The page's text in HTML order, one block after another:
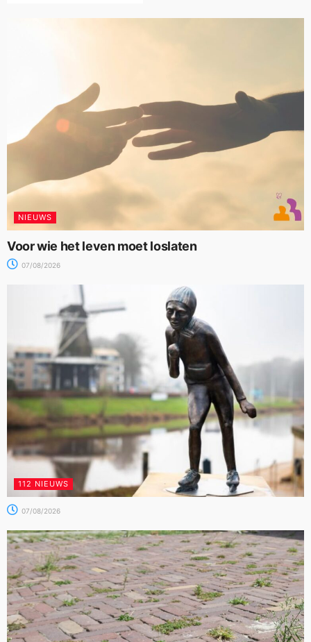
NIEUWS
Voor wie het leven moet loslaten
07/08/2026
112 NIEUWS
07/08/2026